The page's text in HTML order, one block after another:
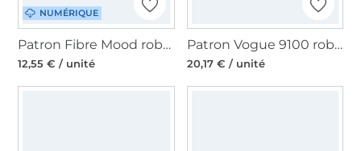
NUMÉRIQUE
Patron Fibre Mood robe femme pdf Kika, en français
12,55 € / unité
Patron Vogue 9100 robe femme, en français
20,17 € / unité